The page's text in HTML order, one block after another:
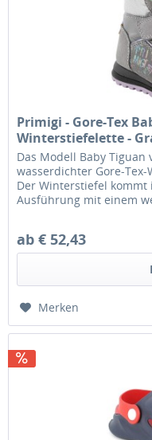
Primigi - Gore-Tex
Winterstiefelette -
Das Modell Baby
wasserdichter Gore-
Der Winterstiefel
Ausführung mit einem
ab € 52,43
Merken